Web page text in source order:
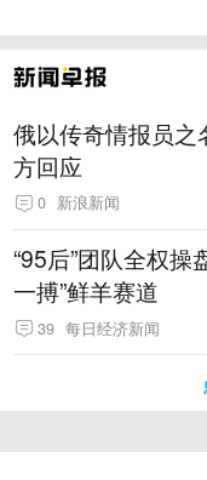
俄以传奇情报员之
方回应
0 新浪新闻
“95后”团队全权操
一搏”鲜羊赛道
39 每日经济新闻